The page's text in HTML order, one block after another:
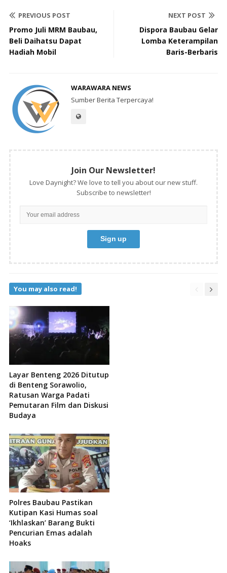
PREVIOUS POST
Promo Juli MRM Baubau,
Beli Daihatsu Dapat
Hadiah Mobil
NEXT POST
Dispora Baubau Gelar
Lomba Keterampilan
Baris-Berbaris
WARAWARA NEWS
Sumber Berita Terpercaya!
Join Our Newsletter!
Love Daynight? We love to tell you about our new stuff.
Subscribe to newsletter!
You may also read!
Layar Benteng 2026 Ditutup
di Benteng Sorawolio,
Ratusan Warga Padati
Pemutaran Film dan Diskusi
Budaya
Polres Baubau Pastikan
Kutipan Kasi Humas soal
‘Ikhlaskan’ Barang Bukti
Pencurian Emas adalah
Hoaks